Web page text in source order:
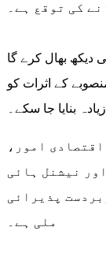
کی توقع ہے۔
دیکھ بھال کرے گا
کے اثرات کو
بنایا جا سکے۔
امور،
نیشنل ہائی
پذیرائی
ملی ہے۔